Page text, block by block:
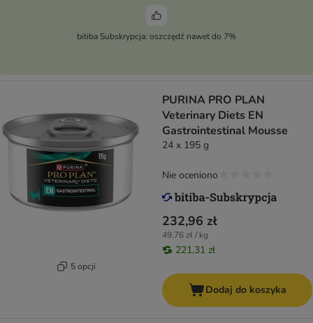
bitiba Subskrypcja: oszczędź nawet do 7%
5 opcji
PURINA PRO PLAN
Veterinary Diets EN
Gastrointestinal Mousse
24 x 195 g
232,96 zł
49,76 zł / kg
221,31 zł
Nie oceniono
Dodaj do koszyka